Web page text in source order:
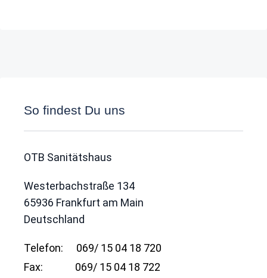
So findest Du uns
OTB Sanitätshaus
Westerbachstraße 134
65936 Frankfurt am Main
Deutschland
Telefon:
069/ 15 04 18 720
Fax:
069/ 15 04 18 722